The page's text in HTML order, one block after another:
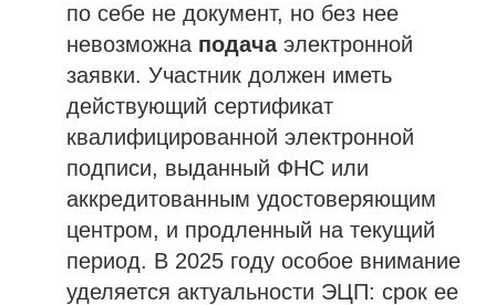
по себе не документ, но без нее
невозможна подача электронной
заявки. Участник должен иметь
действующий сертификат
квалифицированной электронной
подписи, выданный ФНС или
аккредитованным удостоверяющим
центром, и продленный на текущий
период. В 2025 году особое внимание
уделяется актуальности ЭЦП: срок ее